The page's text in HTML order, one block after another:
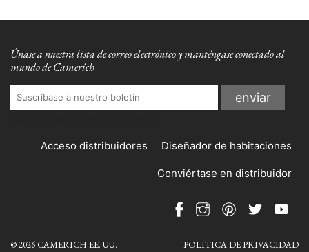
Únase a nuestra lista de correo electrónico y manténgase conectado al
mundo de Camerich
Acceso distribuidores Diseñador de habitaciones
Conviértase en distribuidor
© 2026 CAMERICH EE. UU. POLÍTICA DE PRIVACIDAD